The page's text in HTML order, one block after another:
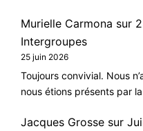
Murielle Carmona sur
Intergroupes
25 juin 2026
Toujours convivial. Nous
nous étions présents par
Jacques Grosse sur